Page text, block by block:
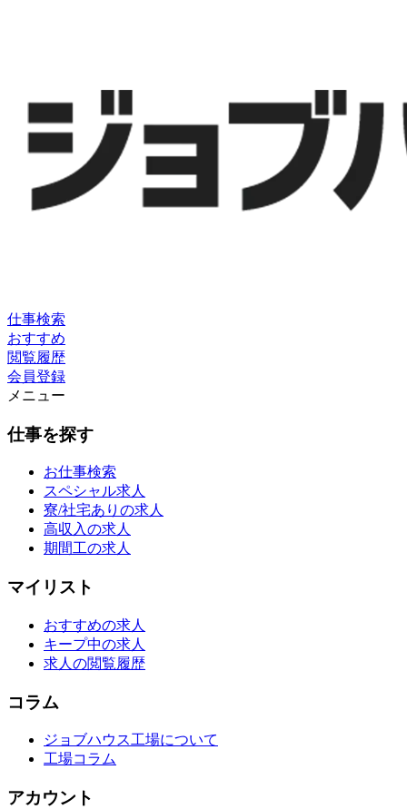
仕事検索
おすすめ
閲覧履歴
会員登録
メニュー
仕事を探す
お仕事検索
スペシャル求人
寮/社宅ありの求人
高収入の求人
期間工の求人
マイリスト
おすすめの求人
キープ中の求人
求人の閲覧履歴
コラム
ジョブハウス工場について
工場コラム
アカウント